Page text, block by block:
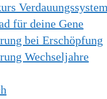
Verdauungssystem
für deine Gene
bei Erschöpfung
Wechseljahre